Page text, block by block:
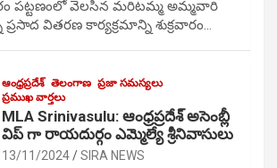
పట్టణంలో వెలసిన మరిటమ్మ అమ్మవారి
వితరణ కార్యక్రమాన్ని శుక్రవారం…
ఆంధ్రప్రదేశ్ తెలంగాణ ప్రజా సమస్యలు
ప్రముఖ వార్తలు
MLA Srinivasulu: ఆంధ్రప్రదేశ్ అసెంబ్లీ
విప్ గా రాయదుర్గం ఎమ్మెల్యే శ్రీనివాసులు
13/11/2024 SIRA NEWS